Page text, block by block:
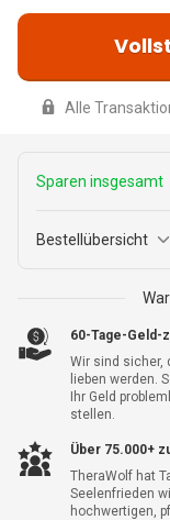
Alle
Sparen insgesamt
Bestellübersicht
Ja, Ich Möchte
Zwischensumme
Versand
60-Tage-Geld-
Wir sind sicher,
lieben werden.
Ihr Geld
stellen.
Über 75.000+
TheraWolf hat
Seelenfrieden
hochwertigen,